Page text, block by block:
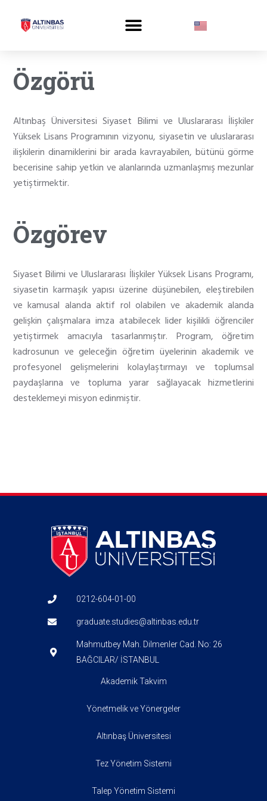
Özgörü
Altınbaş Üniversitesi Siyaset Bilimi ve Uluslararası İlişkiler
Yüksek Lisans Programının vizyonu, siyasetin ve uluslararası
ilişkilerin dinamiklerini bir arada kavrayabilen, bütünü görme
becerisine sahip yetkin ve alanlarında uzmanlaşmış mezunlar
yetiştirmektir.
Özgörev
Siyaset Bilimi ve Uluslararası İlişkiler Yüksek Lisans Programı,
siyasetin karmaşık yapısı üzerine düşünebilen, eleştirebilen
ve kamusal alanda aktif rol olabilen ve akademik alanda
gelişkin çalışmalara imza atabilecek lider kişilikli öğrenciler
yetiştirmek amacıyla tasarlanmıştır. Program, öğretim
kadrosunun ve geleceğin öğretim üyelerinin akademik ve
profesyonel gelişmelerini kolaylaştırmayı ve toplumsal
paydaşlarına ve topluma yarar sağlayacak hizmetlerini
desteklemeyi misyon edinmiştir.
0212-604-01-00
graduate.studies@altinbas.edu.tr
Mahmutbey Mah. Dilmenler Cad. No: 26
BAĞCILAR/ İSTANBUL
Akademik Takvim
Yönetmelik ve Yönergeler
Altınbaş Üniversitesi
Tez Yönetim Sistemi
Talep Yönetim Sistemi